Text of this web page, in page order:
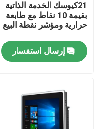
منزل
منتجات
عرض الواقع الافتراضي
21كيوسك الخدمة الذاتية
بقيمة 10 نقاط مع طابعة
حرارية ومؤشر نقطة البيع
إرسال استفسار